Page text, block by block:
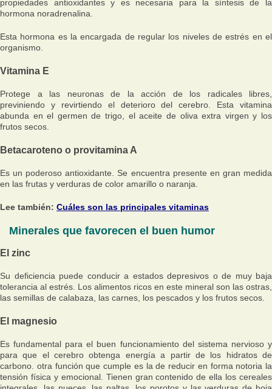
propiedades antioxidantes y es necesaria para la síntesis de la
hormona noradrenalina.
Esta hormona es la encargada de regular los niveles de estrés en el
organismo.
Vitamina E
Protege a las neuronas de la acción de los radicales libres,
previniendo y revirtiendo el deterioro del cerebro. Esta vitamina
abunda en el germen de trigo, el aceite de oliva extra virgen y los
frutos secos.
Betacaroteno o provitamina A
Es un poderoso antioxidante. Se encuentra presente en gran medida
en las frutas y verduras de color amarillo o naranja.
Lee también: Cuáles son las principales vitaminas
Minerales que favorecen el buen humor
El zinc
Su deficiencia puede conducir a estados depresivos o de muy baja
tolerancia al estrés. Los alimentos ricos en este mineral son las ostras,
las semillas de calabaza, las carnes, los pescados y los frutos secos.
El magnesio
Es fundamental para el buen funcionamiento del sistema nervioso y
para que el cerebro obtenga energía a partir de los hidratos de
carbono. otra función que cumple es la de reducir en forma notoria la
tensión física y emocional. Tienen gran contenido de ella los cereales